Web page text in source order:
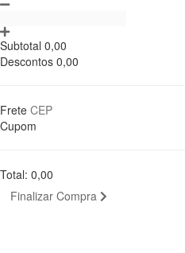
Subtotal 0,00
Descontos 0,00
Frete
Cupom
Total: 0,00
Finalizar Compra